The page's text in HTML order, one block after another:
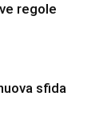
regole
sfida